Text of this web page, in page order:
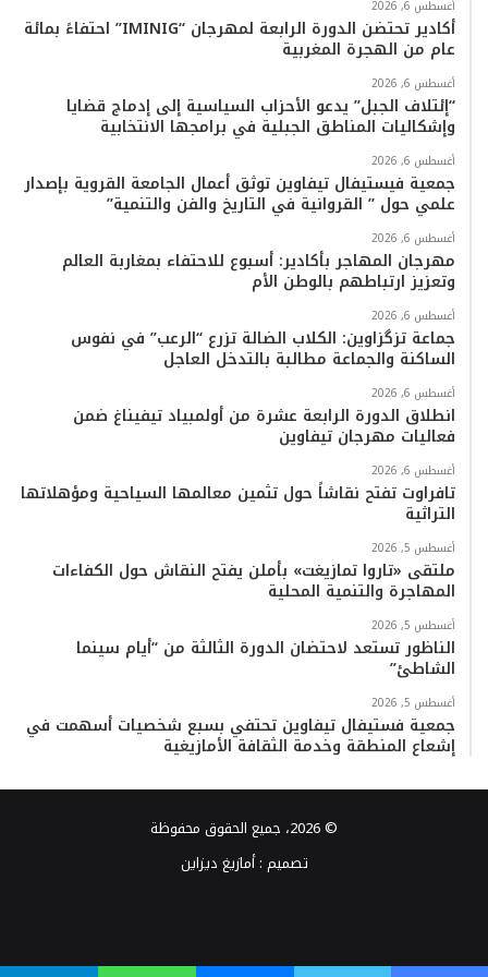
ب
و
ك
ت
ر
ي
ب
ت
ر
ا
م
T
k
س
ب
أغسطس 6, 2026
أكادير تحتضن الدورة الرابعة لمهرجان “IMINIG” احتفاءً بمائة
عام من الهجرة المغربية
أغسطس 6, 2026
“إئتلاف الجبل” يدعو الأحزاب السياسية إلى إدماج قضايا
وإشكاليات المناطق الجبلية في برامجها الانتخابية
أغسطس 6, 2026
جمعية فيستيفال تيفاوين توثق أعمال الجامعة القروية بإصدار
علمي حول ” القروانية في التاريخ والفن والتنمية”
أغسطس 6, 2026
مهرجان المهاجر بأكادير: أسبوع للاحتفاء بمغاربة العالم
وتعزيز ارتباطهم بالوطن الأم
أغسطس 6, 2026
جماعة تزگزاوين: الكلاب الضالة تزرع “الرعب” في نفوس
الساكنة والجماعة مطالبة بالتدخل العاجل
أغسطس 6, 2026
انطلاق الدورة الرابعة عشرة من أولمبياد تيفيناغ ضمن
فعاليات مهرجان تيفاوين
أغسطس 6, 2026
تافراوت تفتح نقاشاً حول تثمين معالمها السياحية ومؤهلاتها
التراثية
أغسطس 5, 2026
ملتقى «تاروا تمازيغت» بأملن يفتح النقاش حول الكفاءات
المهاجرة والتنمية المحلية
أغسطس 5, 2026
الناظور تستعد لاحتضان الدورة الثالثة من “أيام سينما
الشاطئ”
أغسطس 5, 2026
جمعية فستيفال تيفاوين تحتفي بسبع شخصيات أسهمت في
إشعاع المنطقة وخدمة الثقافة الأمازيغية
© 2026، جميع الحقوق محفوظة
تصميم :أمازيغ ديزاين